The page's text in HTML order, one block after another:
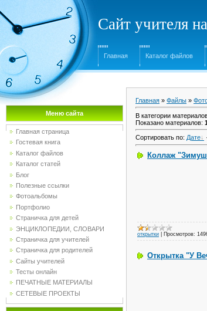
Сайт учителя
Главная Каталог файлов
Меню сайта
Главная страница
Гостевая книга
Каталог файлов
Каталог статей
Блог
Полезные ссылки
Фотоальбомы
Портфолио
Страничка для детей
ЭНЦИКЛОПЕДИИ, СЛОВАРИ
Страничка для учителей
Страничка для родителей
Сайты учителей
Тесты онлайн
ПЕЧАТНЫЕ МАТЕРИАЛЫ
СЕТЕВЫЕ ПРОЕКТЫ
Главная » Файлы »
В категории
Показано материалов:
Сортировать по: Дате ·
Коллаж
открытки Просмотров:
Открытка "У